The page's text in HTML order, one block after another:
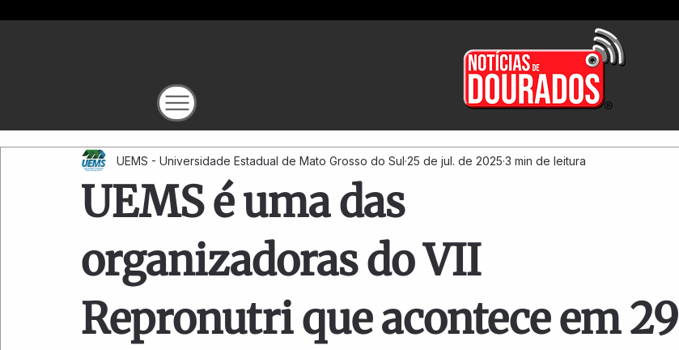
UEMS é uma das
organizadoras do VII
Repronutri que acontece em 29
UEMS - Universidade Estadual de Mato Grosso do Sul 25 de jul. de 2025 3 min de leitura